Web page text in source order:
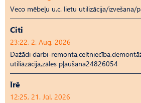
Veco mēbeļu u.c. lietu utilizācija/izvešana/
Citi
23:22, 2. Aug, 2026
Dažādi darbi-
utiliāzācija,zāles pļaušana24826054
Īrē
12:25, 21. Jūl, 2026